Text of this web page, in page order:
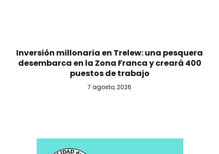
Inversión millonaria en Trelew: una pesquera
desembarca en la Zona Franca y creará 400
puestos de trabajo
7 agosto, 2026